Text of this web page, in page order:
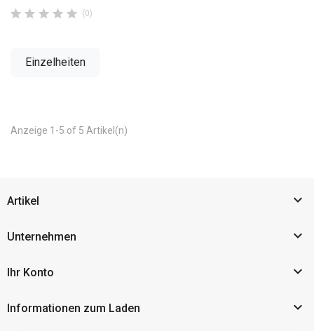
     (0)
Einzelheiten
Anzeige 1-5 of 5 Artikel(n)
Artikel 
Unternehmen 
Ihr Konto 
Informationen zum Laden 